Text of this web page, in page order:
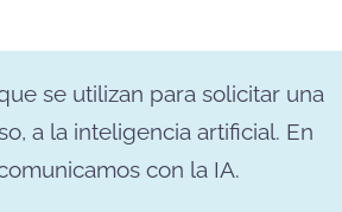
se utilizan para solicitar una
a la inteligencia artificial. En
con la IA.